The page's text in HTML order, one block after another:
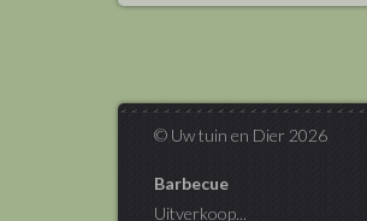
© Uw tuin en Dier 2026
Barbecue
Uitverkoop...